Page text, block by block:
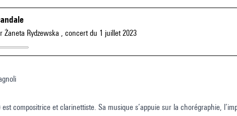
Żaneta Rydzewska , concert du 1 juillet 2023
est compositrice et clarinettiste. Sa musique s’appuie sur la chorégraphie,